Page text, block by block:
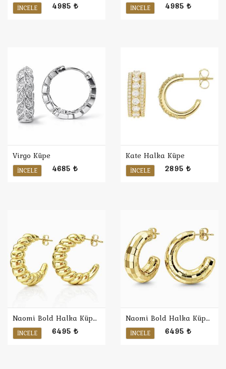
İNCELE 4985 ₺ İNCELE 4985 ₺
Virgo Küpe
İNCELE 4685 ₺
Kate Halka Küpe
İNCELE 2895 ₺
Naomi Bold Halka Küpe 4
İNCELE 6495 ₺
Naomi Bold Halka Küpe 3
İNCELE 6495 ₺